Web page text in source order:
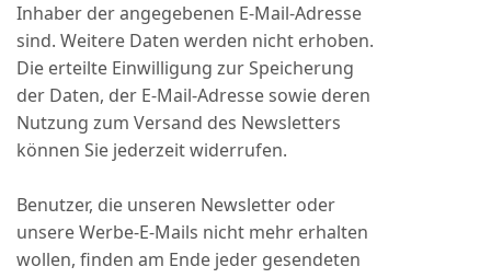
Inhaber der angegebenen E-Mail-Adresse
sind. Weitere Daten werden nicht erhoben.
Die erteilte Einwilligung zur Speicherung
der Daten, der E-Mail-Adresse sowie deren
Nutzung zum Versand des Newsletters
können Sie jederzeit widerrufen.
Benutzer, die unseren Newsletter oder
unsere Werbe-E-Mails nicht mehr erhalten
wollen, finden am Ende jeder gesendeten